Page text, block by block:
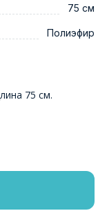
75 см
Полиэфир
75 см.